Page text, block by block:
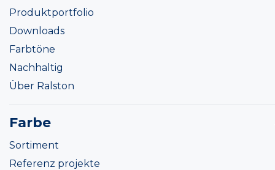
Produktportfolio
Downloads
Farbtöne
Nachhaltig
Über Ralston
Farbe
Sortiment
Referenz projekte